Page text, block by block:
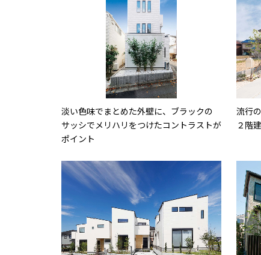
淡い色味でまとめた外壁に、ブラックの
サッシでメリハリをつけたコントラストが
ポイント
流行
２階